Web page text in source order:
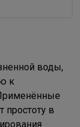
воды,
к
простоту в